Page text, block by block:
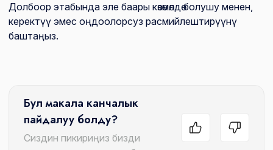
Долбоор этабында эле баары көзөмөлдө болушу менен,
керектүү эмес оңдоолорсуз расмийлештирүүнү
баштаңыз.
Бул макала канчалык
пайдалуу болду?
Сиздин пикириңиз бизди